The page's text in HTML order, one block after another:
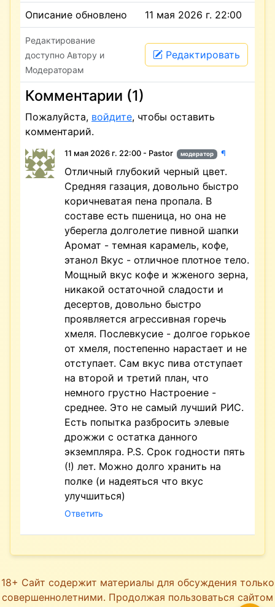
Описание обновлено 11 мая 2026 г. 22:00
Редактирование
доступно Автору и
Модераторам
Редактировать
Комментарии (1)
Пожалуйста, войдите, чтобы оставить
комментарий.
11 мая 2026 г. 22:00 - Pastor модератор ¶
Отличный глубокий черный цвет.
Средняя газация, довольно быстро
коричневатая пена пропала. В
составе есть пшеница, но она не
уберегла долголетие пивной шапки
Аромат - темная карамель, кофе,
этанол Вкус - отличное плотное тело.
Мощный вкус кофе и жженого зерна,
никакой остаточной сладости и
десертов, довольно быстро
проявляется агрессивная горечь
хмеля. Послевкусие - долгое горькое
от хмеля, постепенно нарастает и не
отступает. Сам вкус пива отступает
на второй и третий план, что
немного грустно Настроение -
среднее. Это не самый лучший РИС.
Есть попытка разбросить элевые
дрожжи с остатка данного
экземпляра. P.S. Срок годности пять
(!) лет. Можно долго хранить на
полке (и надеяться что вкус
улучшиться)
Ответить
18+ Сайт содержит материалы для обсуждения только
совершеннолетними. Продолжая пользоваться сайтом